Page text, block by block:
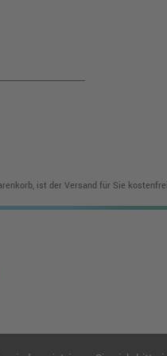
ist der Versand für Sie